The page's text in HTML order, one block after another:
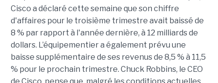
Cisco a déclaré cette semaine que son chiffre
d'affaires pour le troisième trimestre avait baissé de
8 % par rapport à l'année dernière, à 12 milliards de
dollars. L’équipementier a également prévu une
baisse supplémentaire de ses revenus de 8,5 % à 11,5
% pour le prochain trimestre. Chuck Robbins, le CEO